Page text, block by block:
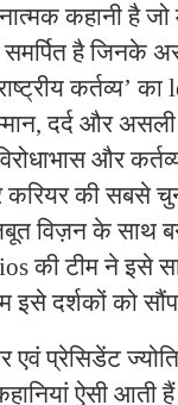
कहानी है
है जिनके
कर्तव्य’
दर्द और
और
की सबसे
विज़न के साथ
की टीम ने इसे
इसे दर्शकों को
प्रेसिडेंट
ऐसी आती हैं